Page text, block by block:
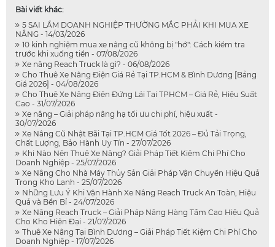
Bài viết khác:
5 SAI LẦM DOANH NGHIỆP THƯỜNG MẮC PHẢI KHI MUA XE
NÂNG - 14/03/2026
10 kinh nghiệm mua xe nâng cũ không bị "hớ": Cách kiểm tra
trước khi xuống tiền - 07/08/2026
Xe nâng Reach Truck là gì? - 06/08/2026
Cho Thuê Xe Nâng Điện Giá Rẻ Tại TP.HCM & Bình Dương [Bảng
Giá 2026] - 04/08/2026
Cho Thuê Xe Nâng Điện Đứng Lái Tại TPHCM – Giá Rẻ, Hiệu Suất
Cao - 31/07/2026
Xe nâng – Giải pháp nâng hạ tối ưu chi phí, hiệu xuất -
30/07/2026
Xe Nâng Cũ Nhật Bãi Tại TP.HCM Giá Tốt 2026 – Đủ Tải Trọng,
Chất Lượng, Bảo Hành Uy Tín - 27/07/2026
Khi Nào Nên Thuê Xe Nâng? Giải Pháp Tiết Kiệm Chi Phí Cho
Doanh Nghiệp - 25/07/2026
Xe Nâng Cho Nhà Máy Thủy Sản Giải Pháp Vận Chuyển Hiệu Quả
Trong Kho Lạnh - 25/07/2026
Những Lưu Ý Khi Vận Hành Xe Nâng Reach Truck An Toàn, Hiệu
Quả và Bền Bỉ - 24/07/2026
Xe Nâng Reach Truck – Giải Pháp Nâng Hàng Tầm Cao Hiệu Quả
Cho Kho Hiện Đại - 21/07/2026
Thuê Xe Nâng Tại Bình Dương – Giải Pháp Tiết Kiệm Chi Phí Cho
Doanh Nghiệp - 17/07/2026